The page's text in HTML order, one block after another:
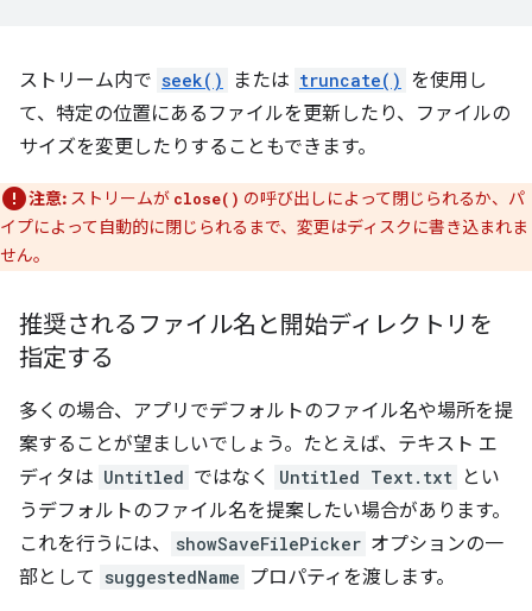
ストリーム内で seek() または truncate() を使用し
て、特定の位置にあるファイルを更新したり、ファイルの
サイズを変更したりすることもできます。
注意: ストリームが close() の呼び出しによって閉じられるか、パ
イプによって自動的に閉じられるまで、変更はディスクに書き込まれま
せん。
推奨されるファイル名と開始ディレクトリを
指定する
多くの場合、アプリでデフォルトのファイル名や場所を提
案することが望ましいでしょう。たとえば、テキスト エ
ディタは Untitled ではなく Untitled Text.txt とい
うデフォルトのファイル名を提案したい場合があります。
これを行うには、
showSaveFilePicker オプションの一
部として suggestedName プロパティを渡します。